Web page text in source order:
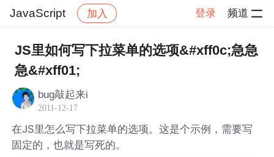
JavaScript 加入 登录 频道
社区 JavaScript 帖子详情
JS里如何写下拉菜单的选项&#xff0c;急急
急&#xff01;
bug敲起来i
2011-12-17
在JS里怎么写下拉菜单的选项。这是个示例，需要写
固定的，也就是写死的。